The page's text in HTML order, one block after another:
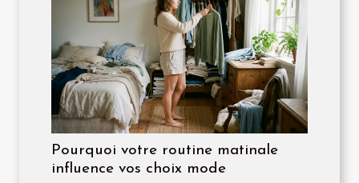
Pourquoi votre routine matinale
influence vos choix mode